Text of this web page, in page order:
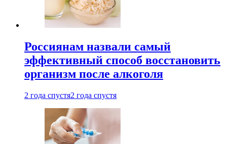
Россиянам назвали самый
эффективный способ восстановить
организм после алкоголя
2 года спустя2 года спустя